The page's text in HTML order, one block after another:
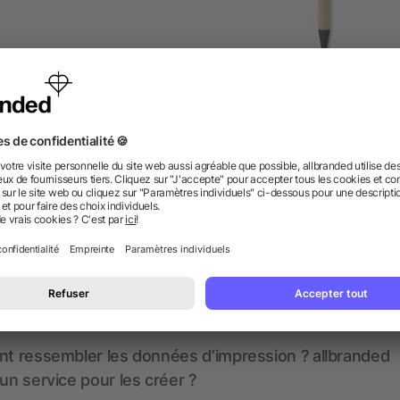
bille en carton recyclé
des questions ? Nous avons les
ressembler les données d’impression ? allbranded
service pour les créer ?